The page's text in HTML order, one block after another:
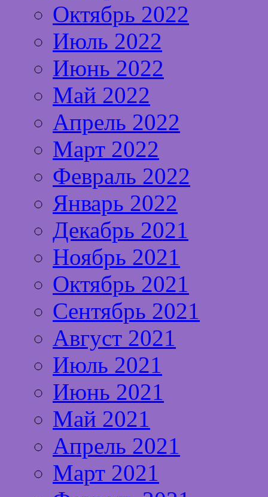
Октябрь 2022
Июль 2022
Июнь 2022
Май 2022
Апрель 2022
Март 2022
Февраль 2022
Январь 2022
Декабрь 2021
Ноябрь 2021
Октябрь 2021
Сентябрь 2021
Август 2021
Июль 2021
Июнь 2021
Май 2021
Апрель 2021
Март 2021